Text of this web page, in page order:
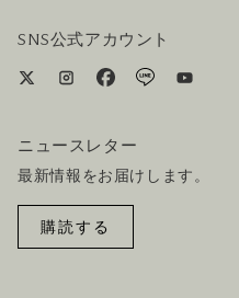
SNS公式アカウント
ニュースレター
最新情報をお届けします。
購読する